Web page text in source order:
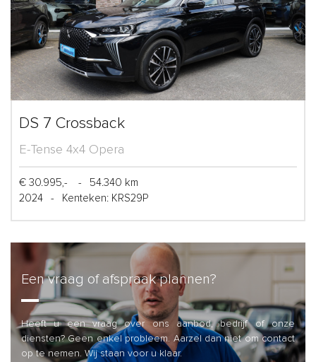
DS 7 Crossback
E-Tense 4x4 Opera
€ 30.995,- -
54.340 km
2024
- Kenteken: KRS29P
Een vraag of afspraak plannen?
Heeft u een vraag over ons aanbod, bedrijf of onze
diensten? Geen enkel probleem. Aarzel dan niet om contact
op te nemen. Wij staan voor u klaar.